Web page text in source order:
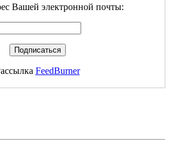
Вашей электронной почты:
FeedBurner